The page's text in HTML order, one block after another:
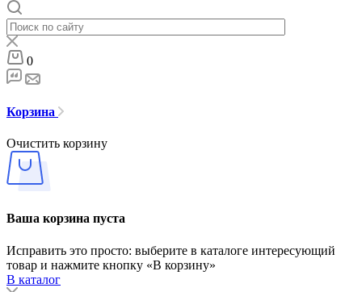
0
Корзина
Очистить корзину
Ваша корзина пуста
Исправить это просто: выберите в каталоге интересующий
товар и нажмите кнопку «В корзину»
В каталог